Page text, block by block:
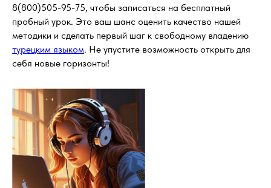
8(800)505-95-75, чтобы записаться на бесплатный
пробный урок. Это ваш шанс оценить качество нашей
методики и сделать первый шаг к свободному владению
турецким языком. Не упустите возможность открыть для
себя новые горизонты!